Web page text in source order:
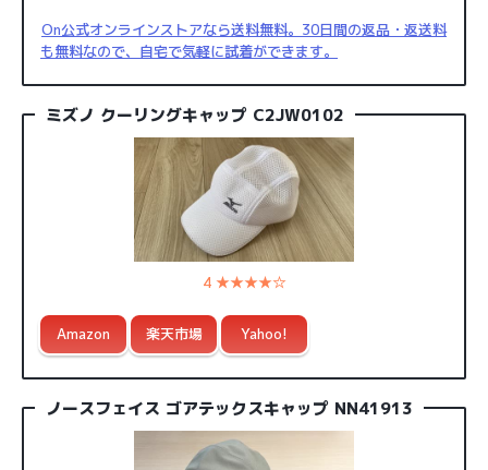
On公式オンラインストアなら送料無料。30日間の返品・返送料
も無料なので、自宅で気軽に試着ができます。
ミズノ クーリングキャップ C2JW0102
4 ★★★★☆
Amazon 楽天市場 Yahoo!
ノースフェイス ゴアテックスキャップ NN41913